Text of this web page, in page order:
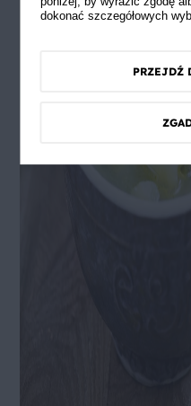
dokonać szczegółowych
PRZEJDŹ